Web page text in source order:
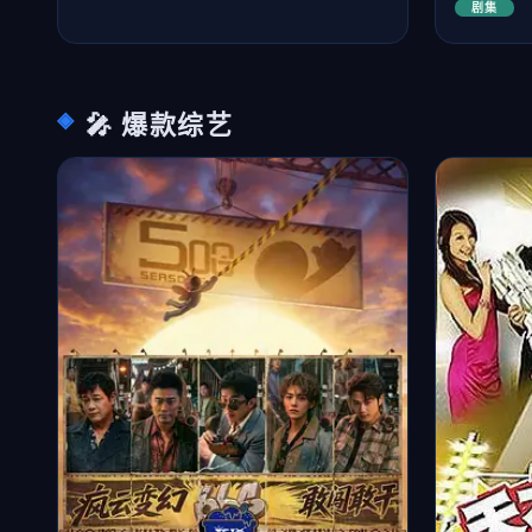
剧集
🎤 爆款综艺